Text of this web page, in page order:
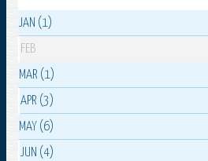
JAN (1)
FEB
MAR (1)
APR (3)
MAY (6)
JUN (4)